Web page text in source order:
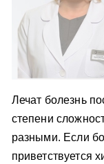
Лечат болезнь
степени
разными. Если
приветствуется